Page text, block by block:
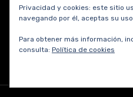
Desarrollado por
Privacidad y cookies: este sitio
navegando por él, aceptas su
Para obtener más información,
consulta: Política de cookies